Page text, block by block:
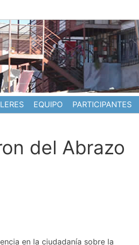
EQUIPO PARTICIPANTES
del Abrazo
en la ciudadanía sobre la